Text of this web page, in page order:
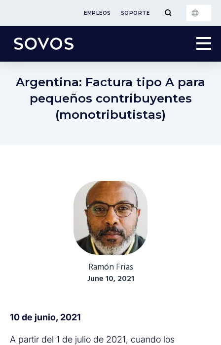
EMPLEOS SOPORTE
Argentina: Factura tipo A para
pequeños contribuyentes
(monotributistas)
Ramón Frias
June 10, 2021
10 de junio, 2021
A partir del 1 de julio de 2021, cuando los